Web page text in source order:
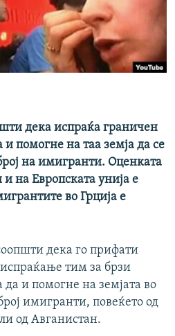
дека испраќа граничен
и помогне на таа земја да се
на имигранти. Оценката
на Европската унија е
во Грција е
дека го прифати
тим за брзи
и помогне на земјата во
имигранти, повеќето од
од Авганистан.